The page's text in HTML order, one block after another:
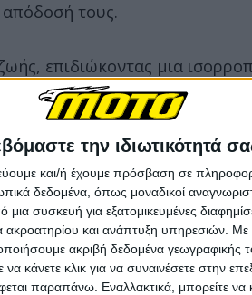
την ιδιωτικότητά
και/ή έχουμε πρόσβαση σε
δεδομένα, όπως μοναδικοί
συσκευή για εξατομικευμένες
ακροατηρίου και ανάπτυξη υπηρεσιών. Με
ακριβή δεδομένα γεωγραφικής
κλικ για να συναινέσετε στην
παραπάνω. Εναλλακτικά, μπορείτε να
απόδοσή τους.
επιδιώκοντας μια